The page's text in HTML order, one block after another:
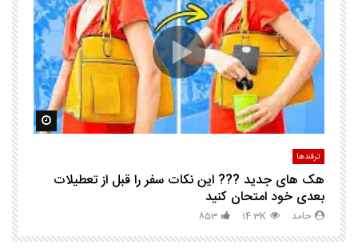
مشاهده
ترفندها
هک های جدید ??️? این نکات سفر را قبل از تعطیلات
بعدی خود امتحان کنید
حامد 14.3K
853
مشاهده بعدا